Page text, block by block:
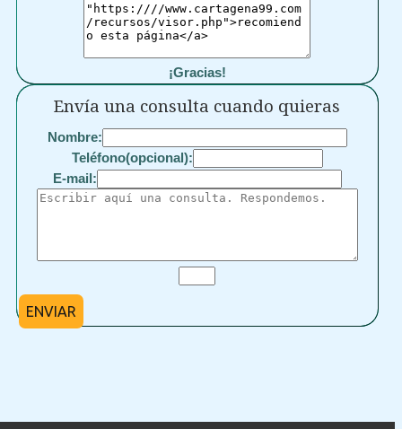
¡Gracias!
Envía una consulta cuando quieras
Nombre:
Teléfono(opcional):
E-mail:
ENVIAR